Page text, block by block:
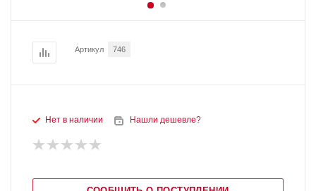
Артикул 746
Нет в наличии Нашли дешевле?